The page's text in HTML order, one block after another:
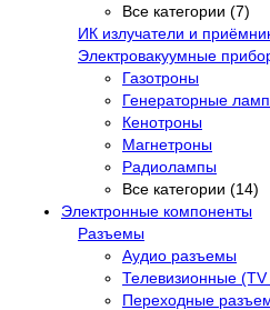
Все категории (7)
ИК излучатели и
Электровакуумные
Газотроны
Генераторные
Кенотроны
Магнетроны
Радиолампы
Все категории (14)
Электронные компоненты
Разъемы
Аудио разъемы
Телевизионные
Переходные